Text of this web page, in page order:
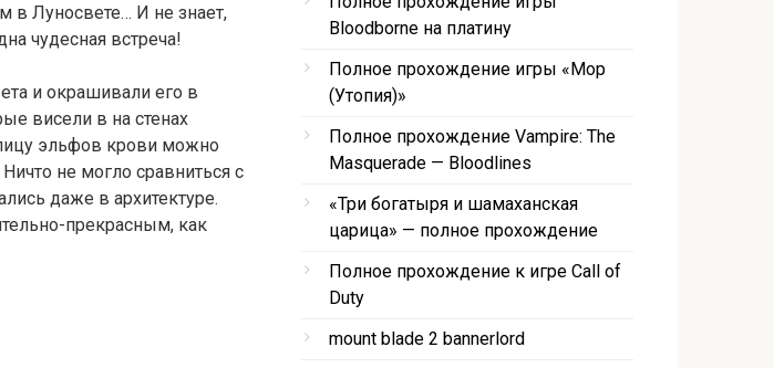
в Луносвете… И не знает,
чудесная встреча!
и окрашивали его в
висели в на стенах
эльфов крови можно
не могло сравниться с
даже в архитектуре.
прекрасным, как
Bloodborne на платину
Полное прохождение игры «Мор
(Утопия)»
Полное прохождение Vampire: The
Masquerade — Bloodlines
«Три богатыря и шамаханская
царица» — полное прохождение
Полное прохождение к игре Call of
Duty
mount blade 2 bannerlord